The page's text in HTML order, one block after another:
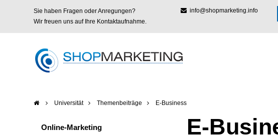
Sie haben Fragen oder Anregungen?
Wir freuen uns auf Ihre Kontaktaufnahme.
info@shopmarketing.info
Universität Themenbeiträge E-Business
Online-Marketing E-